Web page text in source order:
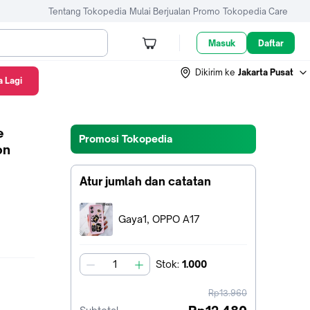
Tentang Tokopedia Mulai Berjualan Promo Tokopedia Care
Masuk Daftar
Dikirim ke Jakarta Pusat
Promosi Tokopedia
Atur jumlah dan catatan
Terpilih:
Gaya1, OPPO A17
jumlah Stok: 1.000
harga
sebelum
Rp13.960
Lagi